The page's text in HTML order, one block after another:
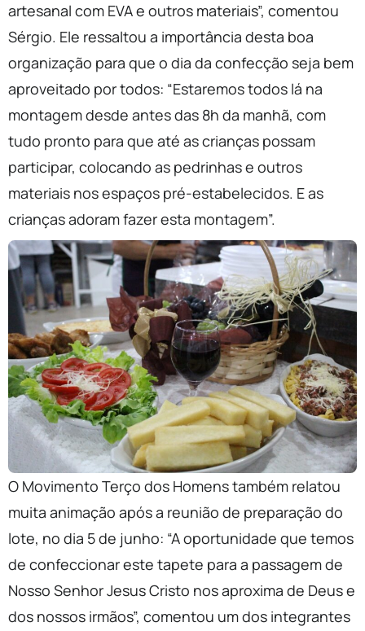
artesanal com EVA e outros materiais”, comentou
Sérgio. Ele ressaltou a importância desta boa
organização para que o dia da confecção seja bem
aproveitado por todos: “Estaremos todos lá na
montagem desde antes das 8h da manhã, com
tudo pronto para que até as crianças possam
participar, colocando as pedrinhas e outros
materiais nos espaços pré-estabelecidos. E as
crianças adoram fazer esta montagem”.
O Movimento Terço dos Homens também relatou
muita animação após a reunião de preparação do
lote, no dia 5 de junho: “A oportunidade que temos
de confeccionar este tapete para a passagem de
Nosso Senhor Jesus Cristo nos aproxima de Deus e
dos nossos irmãos”, comentou um dos integrantes